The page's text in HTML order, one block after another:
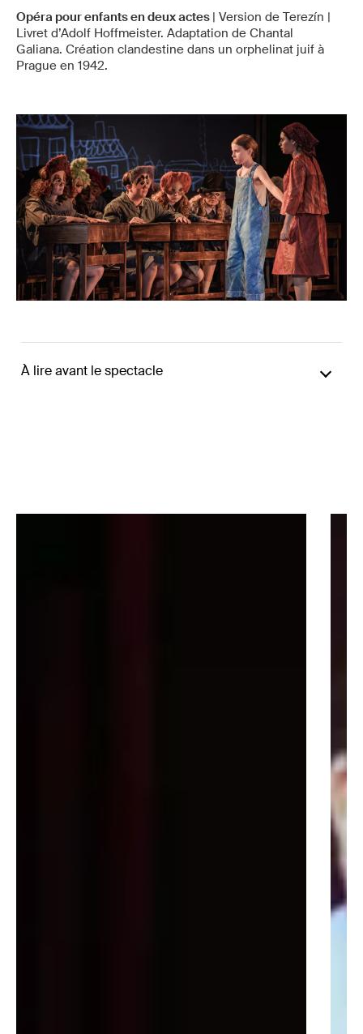
Opéra pour enfants en deux actes | Version de Terezín |
Livret d’Adolf Hoffmeister. Adaptation de Chantal
Galiana. Création clandestine dans un orphelinat juif à
Prague en 1942.
À lire avant le spectacle